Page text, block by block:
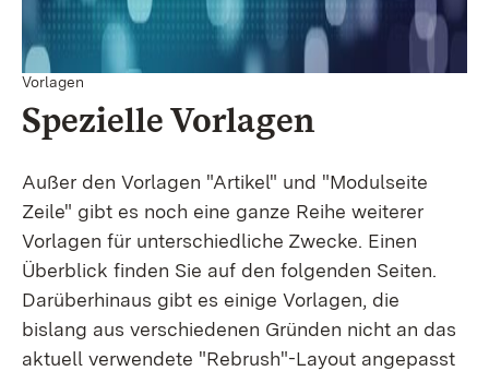
Vorlagen
Spezielle Vorlagen
Außer den Vorlagen "Artikel" und "Modulseite
Zeile" gibt es noch eine ganze Reihe weiterer
Vorlagen für unterschiedliche Zwecke. Einen
Überblick finden Sie auf den folgenden Seiten.
Darüberhinaus gibt es einige Vorlagen, die
bislang aus verschiedenen Gründen nicht an das
aktuell verwendete "Rebrush"-Layout angepasst